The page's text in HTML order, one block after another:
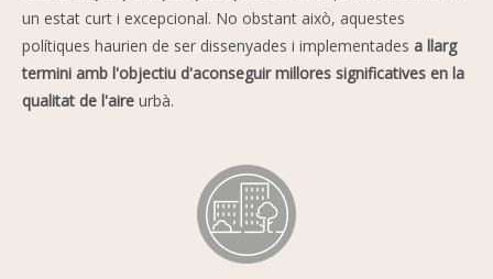
un estat curt i excepcional. No obstant això, aquestes
polítiques haurien de ser dissenyades i implementades a llarg
termini amb l'objectiu d'aconseguir millores significatives en la
qualitat de l'aire urbà.